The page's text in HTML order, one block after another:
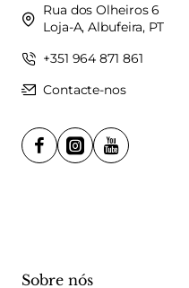
Rua dos Olheiros 6
Loja-A, Albufeira, PT
+351 964 871 861
Contacte-nos
Sobre nós